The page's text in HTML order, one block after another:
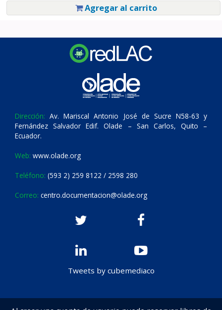
Agregar al carrito
Dirección: Av. Mariscal Antonio José de Sucre N58-63 y
Fernández Salvador Edif. Olade – San Carlos, Quito –
Ecuador.
Web: www.olade.org
Teléfono: (593 2) 259 8122 / 2598 280
Correo: centro.documentacion@olade.org
Tweets by cubemediaco